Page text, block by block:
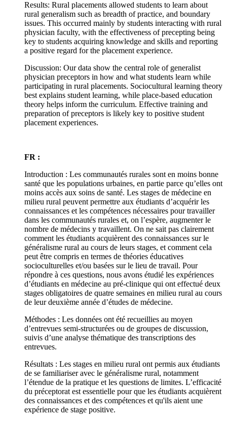
Results: Rural placements allowed students to learn about
rural generalism such as breadth of practice, and boundary
issues. This occurred mainly by students interacting with rural
physician faculty, with the effectiveness of precepting being
key to students acquiring knowledge and skills and reporting
a positive regard for the placement experience.
Discussion: Our data show the central role of generalist
physician preceptors in how and what students learn while
participating in rural placements. Sociocultural learning theory
best explains student learning, while place-based education
theory helps inform the curriculum. Effective training and
preparation of preceptors is likely key to positive student
placement experiences.
FR :
Introduction : Les communautés rurales sont en moins bonne
santé que les populations urbaines, en partie parce qu’elles ont
moins accès aux soins de santé. Les stages de médecine en
milieu rural peuvent permettre aux étudiants d’acquérir les
connaissances et les compétences nécessaires pour travailler
dans les communautés rurales et, on l’espère, augmenter le
nombre de médecins y travaillent. On ne sait pas clairement
comment les étudiants acquièrent des connaissances sur le
généralisme rural au cours de leurs stages, et comment cela
peut être compris en termes de théories éducatives
socioculturelles et/ou basées sur le lieu de travail. Pour
répondre à ces questions, nous avons étudié les expériences
d’étudiants en médecine au pré-clinique qui ont effectué deux
stages obligatoires de quatre semaines en milieu rural au cours
de leur deuxième année d’études de médecine.
Méthodes : Les données ont été recueillies au moyen
d’entrevues semi-structurées ou de groupes de discussion,
suivis d’une analyse thématique des transcriptions des
entrevues.
Résultats : Les stages en milieu rural ont permis aux étudiants
de se familiariser avec le généralisme rural, notamment
l’étendue de la pratique et les questions de limites. L’efficacité
du préceptorat est essentielle pour que les étudiants acquièrent
des connaissances et des compétences et qu'ils aient une
expérience de stage positive.